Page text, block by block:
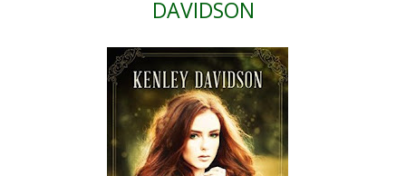
DAVIDSON